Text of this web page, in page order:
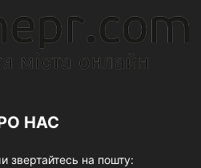
НАС
звертайтесь на пошту: